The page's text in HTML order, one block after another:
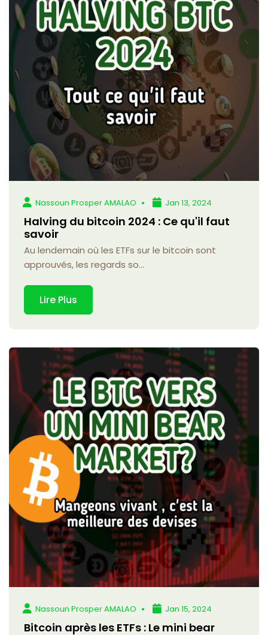
Nassoun Prosper AMALAO Jan 13, 2024
Halving du bitcoin 2024 : Ce qu'il faut
savoir
Au lendemain où les ETFs sur le bitcoin sont
approuvés, les regards so...
Lire Plus
Nassoun Prosper AMALAO Jan 15, 2024
Bitcoin après les ETFs : Le mini bear